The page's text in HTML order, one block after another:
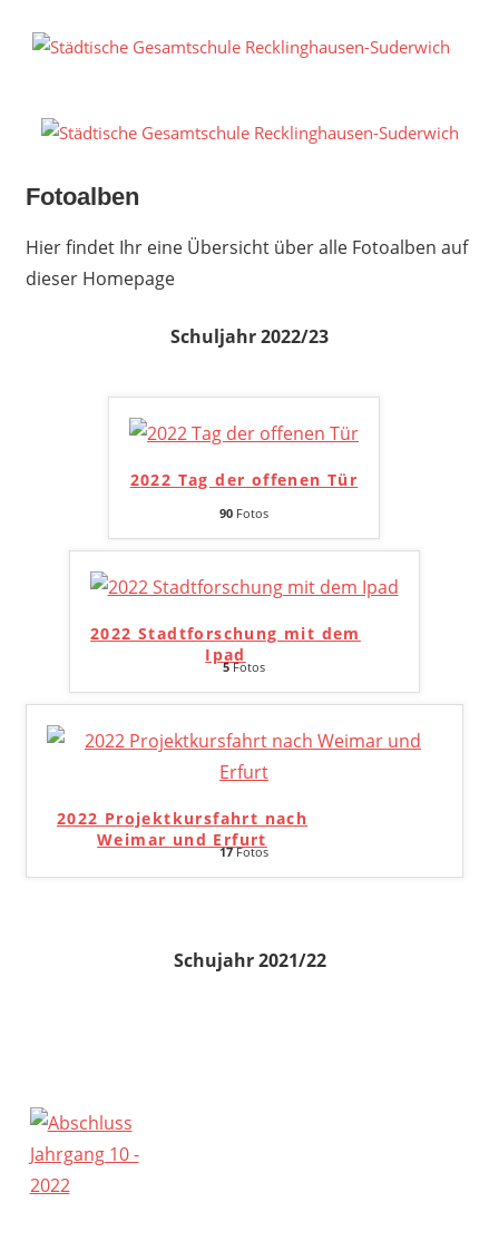
Inhalt
Fotoalben
Hier findet Ihr eine Übersicht über alle Fotoalben auf
dieser Homepage
Schuljahr 2022/23
2022 Tag der offenen Tür
90 Fotos
2022 Stadtforschung mit dem
Ipad
5Fotos
2022 Projektkursfahrt nach
Weimar und Erfurt
17Fotos
Schujahr 2021/22